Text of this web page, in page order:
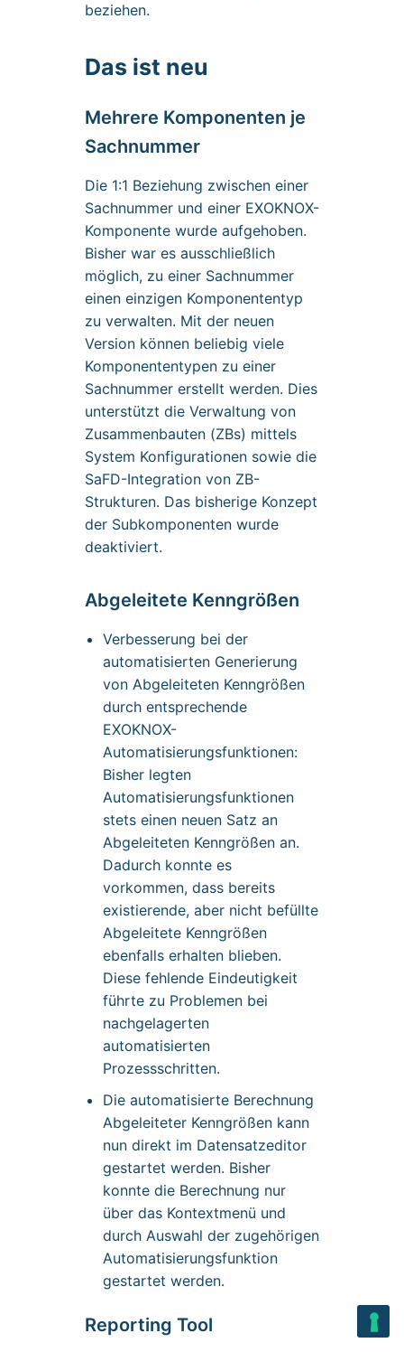
beziehen.
Das ist neu
Mehrere Komponenten je
Sachnummer
Die 1:1 Beziehung zwischen einer
Sachnummer und einer EXOKNOX-
Komponente wurde aufgehoben.
Bisher war es ausschließlich
möglich, zu einer Sachnummer
einen einzigen Komponententyp
zu verwalten. Mit der neuen
Version können beliebig viele
Komponententypen zu einer
Sachnummer erstellt werden. Dies
unterstützt die Verwaltung von
Zusammenbauten (ZBs) mittels
System Konfigurationen sowie die
SaFD-Integration von ZB-
Strukturen. Das bisherige Konzept
der Subkomponenten wurde
deaktiviert.
Abgeleitete Kenngrößen
Verbesserung bei der
automatisierten Generierung
von Abgeleiteten Kenngrößen
durch entsprechende
EXOKNOX-
Automatisierungsfunktionen:
Bisher legten
Automatisierungsfunktionen
stets einen neuen Satz an
Abgeleiteten Kenngrößen an.
Dadurch konnte es
vorkommen, dass bereits
existierende, aber nicht befüllte
Abgeleitete Kenngrößen
ebenfalls erhalten blieben.
Diese fehlende Eindeutigkeit
führte zu Problemen bei
nachgelagerten
automatisierten
Prozessschritten.
Die automatisierte Berechnung
Abgeleiteter Kenngrößen kann
nun direkt im Datensatzeditor
gestartet werden. Bisher
konnte die Berechnung nur
über das Kontextmenü und
durch Auswahl der zugehörigen
Automatisierungsfunktion
gestartet werden.
Reporting Tool